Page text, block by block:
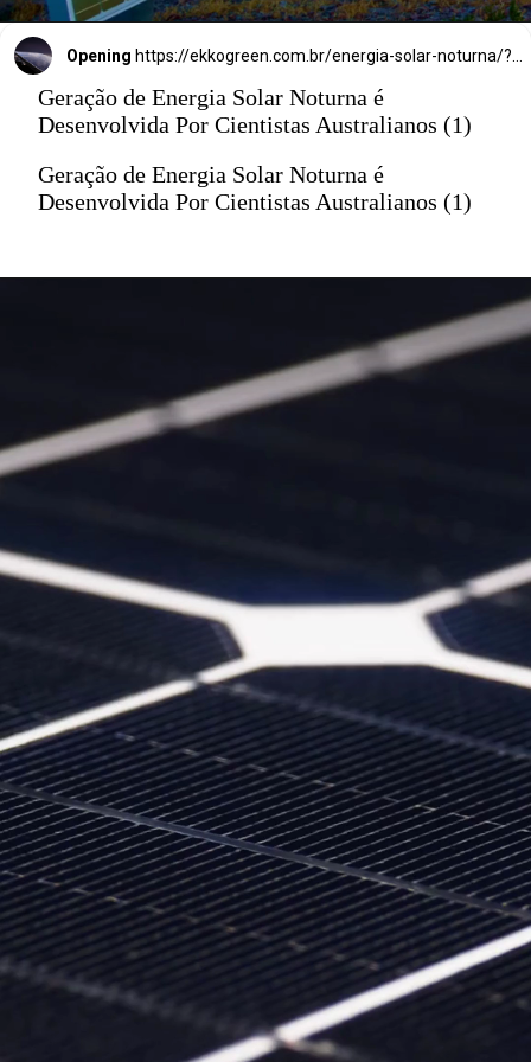
Opening
Geração de Energia Solar Noturna é
Desenvolvida Por Cientistas Australianos (1)
Geração de Energia Solar Noturna é
Desenvolvida Por Cientistas Australianos (1)
Pesquisadores
australianos,